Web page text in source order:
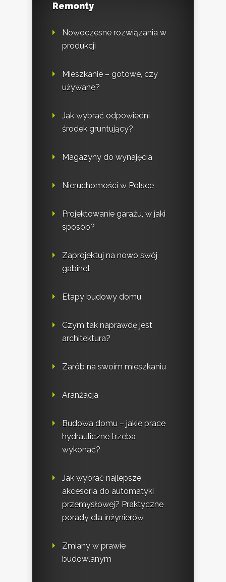
Remonty
Nowoczesne rozwiązania w
produkcji
Mieszkanie – gotowe, czy
używane?
Jak wybrać odpowiedni
środek gruntujący?
Magazyny do wynajęcia
Nieruchomości w Polsce
Projektowanie garażu, w jaki
sposób?
Zaprojektuj na nowo swój
gabinet
Etapy budowy domu
Czym tak naprawdę jest
architektura?
Zarób na swoim mieszkaniu
Aranżacja
Budowa domu – jakie prace
hydrauliczne trzeba
wykonać?
Jak wybrać najlepsze
akcesoria do automatyki
przemysłowej? Praktyczne
porady dla inżynierów
Zmiany w prawie
budowlanym